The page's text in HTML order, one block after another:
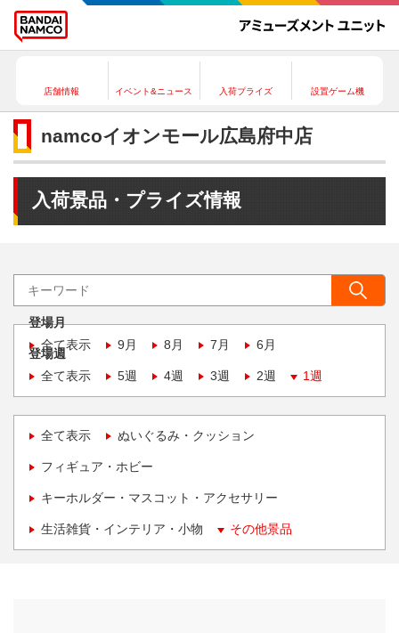
店舗情報 イベント&ニュース 入荷プライズ 設置ゲーム機
namcoイオンモール広島府中店
入荷景品・プライズ情報
登場月
全て表示
9月 8月 7月 6月
登場週
全て表示
5週 4週 3週 2週 1週
全て表示 ぬいぐるみ・クッション
フィギュア・ホビー
キーホルダー・マスコット・アクセサリー
生活雑貨・インテリア・小物 その他景品